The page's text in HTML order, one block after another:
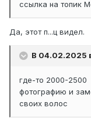
ссылка на топик
Да, этот п...ц видел.
В 04.02.2025
где-то 2000-2500
фотографию и
своих волос